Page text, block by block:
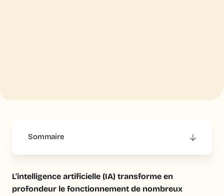
Sommaire
L'intelligence artificielle (IA) transforme en
profondeur le fonctionnement de nombreux